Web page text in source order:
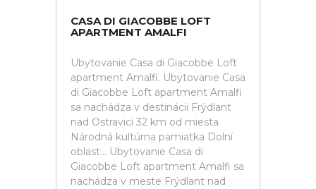
CASA DI GIACOBBE LOFT
APARTMENT AMALFI
Ubytovanie Casa di Giacobbe Loft
apartment Amalfi. Ubytovanie Casa
di Giacobbe Loft apartment Amalfi
sa nachádza v destinácii Frýdlant
nad Ostravicí 32 km od miesta
Národná kultúrna pamiatka Dolní
oblast... Ubytovanie Casa di
Giacobbe Loft apartment Amalfi sa
nachádza v meste Frýdlant nad